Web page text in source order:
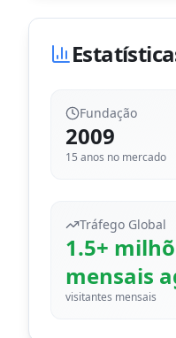
Fundação
2009
15 anos no mercado
Tráfego Global
1.5+
mensais
visitantes mensais